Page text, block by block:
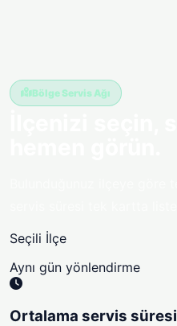
Bölge Servis Ağı
Seçili İlçe
Aynı gün yönlendirme
Ortalama servis süresi